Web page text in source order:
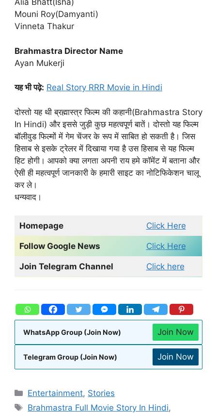
Alia Bhatt(Isha)
Mouni Roy(Damyanti)
Vinneta Thakur
Brahmastra Director Name
Ayan Mukerji
यह भी पढ़े: Real Story RRR Movie in Hindi
दोस्तो यह थी ब्रह्मास्त्र फिल्म की कहानी(Brahmastra Story
In Hindi) और इससे जुड़ी कुछ महत्वपूर्ण बातें। दोस्तो यह फिल्म
बॉलीवुड फिल्मों में गेम चेंजर के रूप में साबित हो सकती है। जिस
हिसाब से इसके ट्रेलर में दिखाया गया है उस हिसाब से यह फिल्म
हिट होगी। आपको क्या लगता अपनी राय हमे कॉमेंट में बताना और
ऐसी ही महत्वपूर्ण जानकारी के हमारी साइट का नोटिफिकेशन चालू
कर ले।
धन्यवाद।
Homepage Click Here
Follow Google News Click Here
Join Telegram Channel Click here
WhatsApp Group (Join Now) Join Now
Telegram Group (Join Now) Join Now
Entertainment, Stories
Brahmastra Full Movie Story In Hindi,